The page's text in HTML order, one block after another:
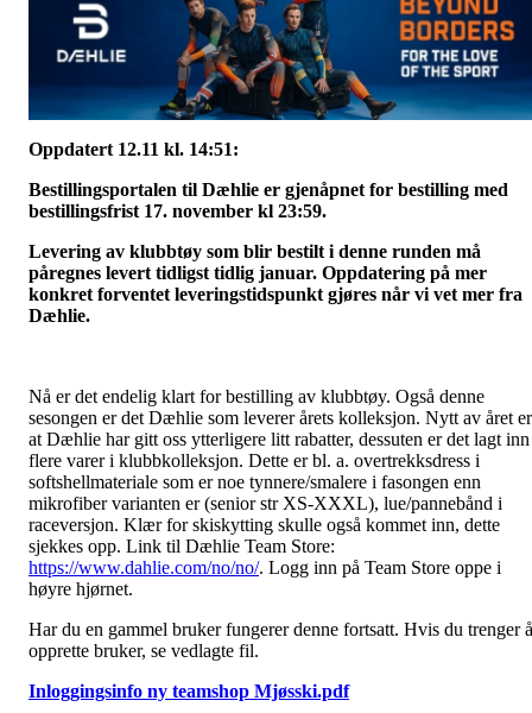
Oppdatert 12.11 kl. 14:51:
Bestillingsportalen til Dæhlie er gjenåpnet for bestilling med
bestillingsfrist 17. november kl 23:59.
Levering av klubbtøy som blir bestilt i denne runden må
påregnes levert tidligst tidlig januar. Oppdatering på mer
konkret forventet leveringstidspunkt gjøres når vi vet mer fra
Dæhlie.
Nå er det endelig klart for bestilling av klubbtøy. Også denne
sesongen er det Dæhlie som leverer årets kolleksjon. Nytt av året er
at Dæhlie har gitt oss ytterligere litt rabatter, dessuten er det lagt inn
flere varer i klubbkolleksjon. Dette er bl. a. overtrekksdress i
softshellmateriale som er noe tynnere/smalere i fasongen enn
mikrofiber varianten er (senior str XS-XXXL), lue/pannebånd i
raceversjon. Klær for skiskytting skulle også kommet inn, dette
sjekkes opp. Link til Dæhlie Team Store:
https://www.dahlie.com/no/no/. Logg inn på Team Store oppe i
høyre hjørnet.
Har du en gammel bruker fungerer denne fortsatt. Hvis du trenger å
opprette bruker, se vedlagte fil.
Inloggingsinfo ny teamshop Mjøsski.pdf